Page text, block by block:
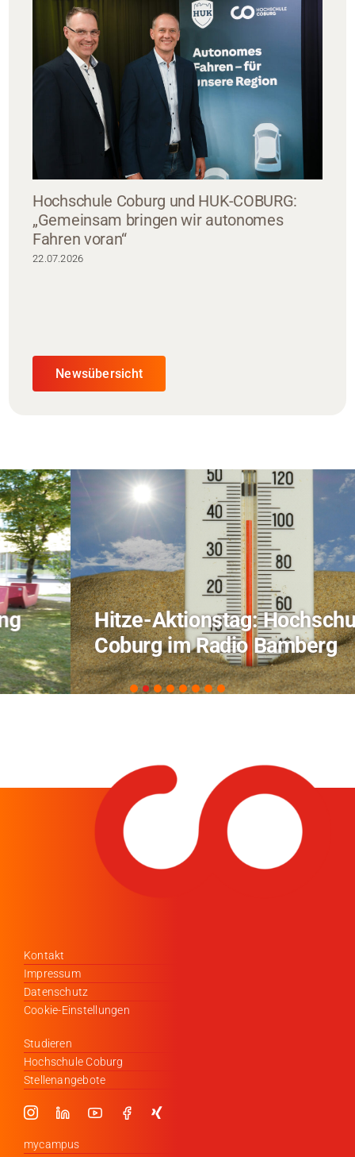
Hochschule Coburg und HUK-COBURG:
„Gemeinsam bringen wir autonomes
Fahren voran“
22.07.2026
Newsübersicht
Hitze-Aktionstag: Hochschule
Coburg im Radio Bamberg
Kontakt
Impressum
Datenschutz
Cookie-Einstellungen
Studieren
Hochschule Coburg
Stellenangebote
mycampus